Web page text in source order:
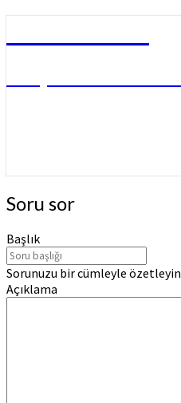
Soru
sor
Soru sor
Başlık
Sorunuzu bir cümleyle özetleyin
Açıklama